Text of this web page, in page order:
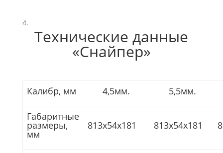
Технические данные
«Снайпер»
Калибр, мм 4,5мм. 5,5мм.
Габаритные
размеры,
мм
813х54х181 813х54х181